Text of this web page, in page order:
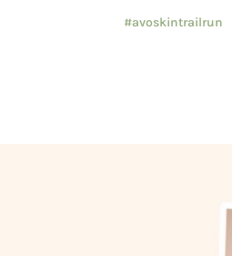
#avoskintrailrun